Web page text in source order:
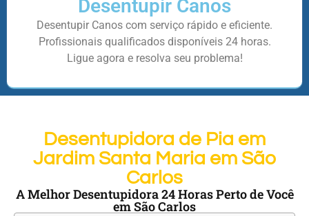
Desentupir Canos
Desentupir Canos com serviço rápido e eficiente.
Profissionais qualificados disponíveis 24 horas.
Ligue agora e resolva seu problema!
Desentupidora de Pia em
Jardim Santa Maria em São
Carlos
A Melhor Desentupidora 24 Horas Perto de Você
em São Carlos